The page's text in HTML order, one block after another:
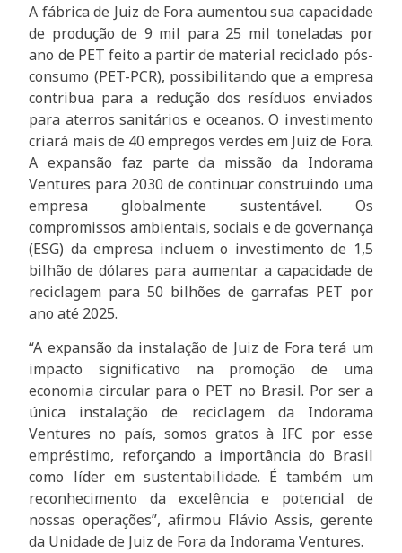
A fábrica de Juiz de Fora aumentou sua capacidade
de produção de 9 mil para 25 mil toneladas por
ano de PET feito a partir de material reciclado pós-
consumo (PET-PCR), possibilitando que a empresa
contribua para a redução dos resíduos enviados
para aterros sanitários e oceanos. O investimento
criará mais de 40 empregos verdes em Juiz de Fora.
A expansão faz parte da missão da Indorama
Ventures para 2030 de continuar construindo uma
empresa globalmente sustentável. Os
compromissos ambientais, sociais e de governança
(ESG) da empresa incluem o investimento de 1,5
bilhão de dólares para aumentar a capacidade de
reciclagem para 50 bilhões de garrafas PET por
ano até 2025.
“A expansão da instalação de Juiz de Fora terá um
impacto significativo na promoção de uma
economia circular para o PET no Brasil. Por ser a
única instalação de reciclagem da Indorama
Ventures no país, somos gratos à IFC por esse
empréstimo, reforçando a importância do Brasil
como líder em sustentabilidade. É também um
reconhecimento da excelência e potencial de
nossas operações”, afirmou Flávio Assis, gerente
da Unidade de Juiz de Fora da Indorama Ventures.